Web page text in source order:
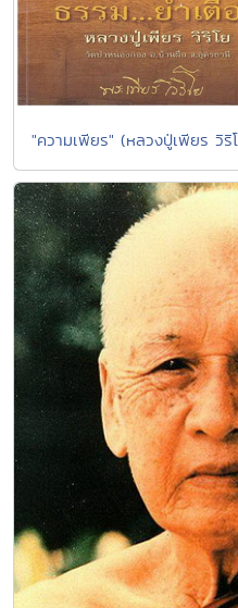
"ความเพียร" (หลวงปู่เพียร วิริ